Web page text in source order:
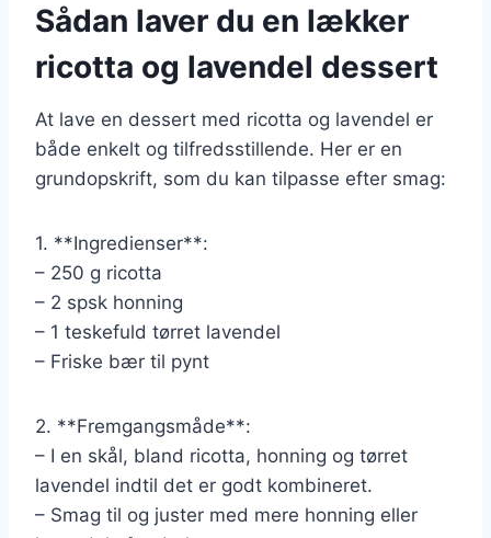
Sådan laver du en lækker
ricotta og lavendel dessert
At lave en dessert med ricotta og lavendel er
både enkelt og tilfredsstillende. Her er en
grundopskrift, som du kan tilpasse efter smag:
1. **Ingredienser**:
– 250 g ricotta
– 2 spsk honning
– 1 teskefuld tørret lavendel
– Friske bær til pynt
2. **Fremgangsmåde**:
– I en skål, bland ricotta, honning og tørret
lavendel indtil det er godt kombineret.
– Smag til og juster med mere honning eller